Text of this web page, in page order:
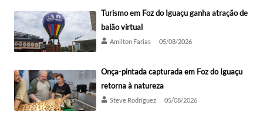
Turismo em Foz do Iguaçu ganha atração de
balão virtual
Amilton Farias 05/08/2026
Onça-pintada capturada em Foz do Iguaçu
retorna à natureza
Steve Rodríguez 05/08/2026